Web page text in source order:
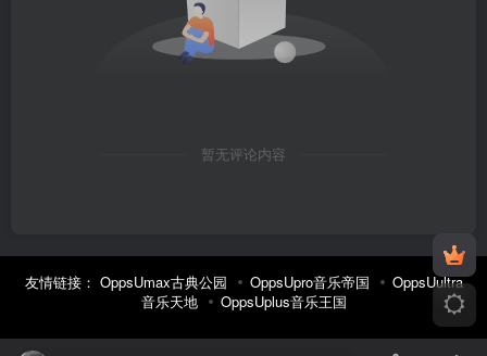
暂无评论内容
友情链接： OppsUmax古典公园 OppsUpro音乐帝国
OppsUultra
音乐天地
OppsUplus音乐王国